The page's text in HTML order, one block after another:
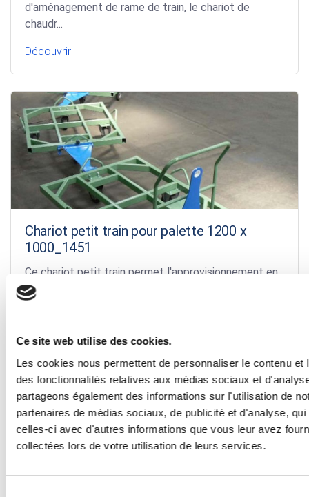
Ce site web utilise des cookies.
Les cookies nous permettent de personnaliser le contenu et
des fonctionnalités relatives aux médias sociaux et
partageons également des informations sur l'utilisation de
partenaires de médias sociaux, de publicité et d'analyse,
celles-ci avec d'autres informations que vous leur avez
collectées lors de votre utilisation de leurs services.
d'aménagement de rame de train, le chariot de
chaudr...
Découvrir
Chariot petit train pour palette 1200 x
1000_1451
Ce chariot petit train permet l'approvisionnement en
bord de ligne, idéal pour le lean manufacturing...
Découvrir